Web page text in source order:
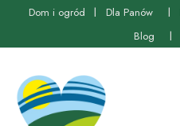
Dom i ogród Dla Panów
Blog